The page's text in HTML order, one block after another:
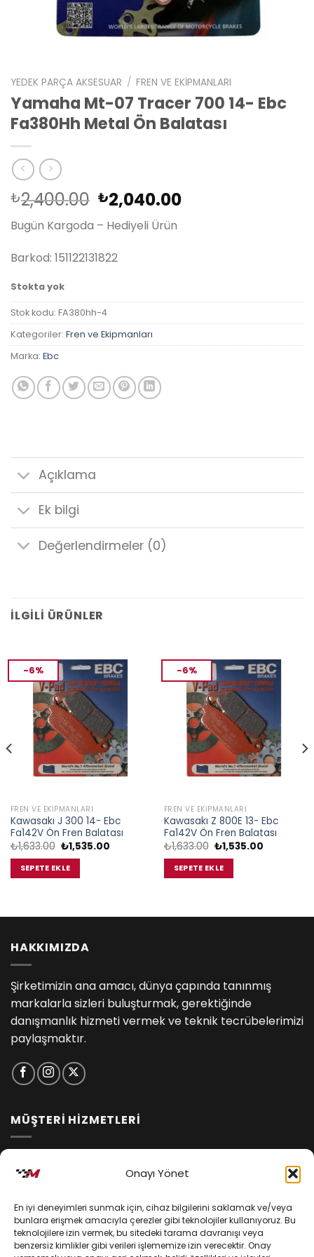
Onayı Yönet
En iyi deneyimleri sunmak için, cihaz bilgilerini saklamak ve/veya
bunlara erişmek amacıyla çerezler gibi teknolojiler kullanıyoruz. Bu
teknolojilere izin vermek, bu sitedeki tarama davranışı veya
benzersiz kimlikler gibi verileri işlememize izin verecektir. Onay
YEDEK PARÇA AKSESUAR / FREN VE EKIPMANLARI
Yamaha Mt-07 Tracer 700 14- Ebc
Fa380Hh Metal Ön Balatası
₺2,400.00 Orijinal
fiyat:
₺2,400.00.
₺2,040.00Şu
Bugün Kargoda – Hediyeli Ürün
Barkod: 151122131822
Stokta yok
Stok kodu: FA380hh-4
Kategoriler: Fren ve Ekipmanları
Marka: Ebc
Açıklama
Ek bilgi
Değerlendirmeler (0)
İLGILI ÜRÜNLER
-6%
FREN VE EKIPMANLARI
Kawasakı J 300 14- Ebc
Fa142V Ön Fren Balatası
₺1,633.00 Orijinal
fiyat:
₺1,633.00.
₺1,535.00Şu
SEPETE EKLE
-6%
FREN VE EKIPMANLARI
Kawasakı Z 800E 13- Ebc
Fa142V Ön Fren Balatası
₺1,633.00 Orijinal
fiyat:
₺1,633.00.
₺1,535.00Şu
SEPETE EKLE
HAKKIMIZDA
Şirketimizin ana amacı, dünya çapında tanınmış
markalarla sizleri buluşturmak, gerektiğinde
danışmanlık hizmeti vermek ve teknik tecrübelerimizi
paylaşmaktır.
MÜŞTERİ HİZMETLERİ
Kişisel Verilerin Korunması
Mesafeli Satış Sözleşmesi